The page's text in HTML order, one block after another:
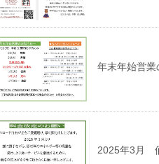
年末年始営業
2025年3月